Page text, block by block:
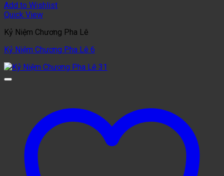
Add to Wishlist
Quick View
Kỷ Niệm Chương Pha Lê
Kỷ Niệm Chương Pha Lê 6